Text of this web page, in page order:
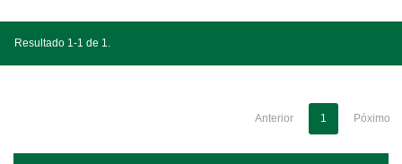
Resultado 1-1 de 1.
Anterior 1 Póximo